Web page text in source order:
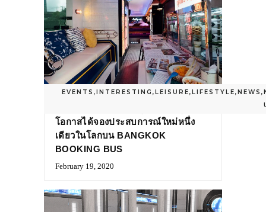
EVENTS ,INTERESTING ,LEISURE,LIFESTYLE,NEWS ,
โอกาสได้จองประสบการณ์ใหม่หนึ่ง
เดียวในโลกบน BANGKOK
BOOKING BUS
February 19, 2020